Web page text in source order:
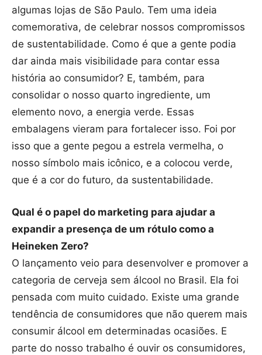
algumas lojas de São Paulo. Tem uma ideia
comemorativa, de celebrar nossos compromissos
de sustentabilidade. Como é que a gente podia
dar ainda mais visibilidade para contar essa
história ao consumidor? E, também, para
consolidar o nosso quarto ingrediente, um
elemento novo, a energia verde. Essas
embalagens vieram para fortalecer isso. Foi por
isso que a gente pegou a estrela vermelha, o
nosso símbolo mais icônico, e a colocou verde,
que é a cor do futuro, da sustentabilidade.
Qual é o papel do marketing para ajudar a
expandir a presença de um rótulo como a
Heineken Zero?
O lançamento veio para desenvolver e promover a
categoria de cerveja sem álcool no Brasil. Ela foi
pensada com muito cuidado. Existe uma grande
tendência de consumidores que não querem mais
consumir álcool em determinadas ocasiões. E
parte do nosso trabalho é ouvir os consumidores,